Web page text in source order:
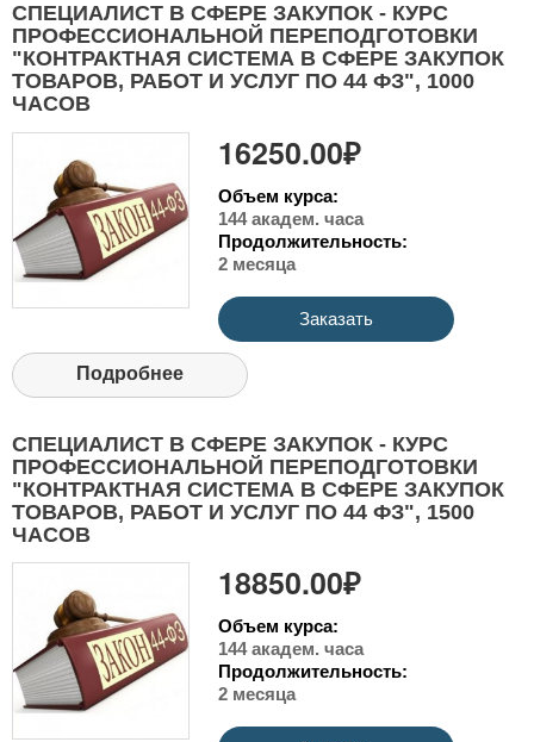
СПЕЦИАЛИСТ В СФЕРЕ ЗАКУПОК - КУРС
ПРОФЕССИОНАЛЬНОЙ ПЕРЕПОДГОТОВКИ
"КОНТРАКТНАЯ СИСТЕМА В СФЕРЕ ЗАКУПОК
ТОВАРОВ, РАБОТ И УСЛУГ ПО 44 ФЗ", 1000
ЧАСОВ
16250.00₽
Объем курса:
144 академ. часа
Продолжительность:
2 месяца
Заказать
Подробнее
СПЕЦИАЛИСТ В СФЕРЕ ЗАКУПОК - КУРС
ПРОФЕССИОНАЛЬНОЙ ПЕРЕПОДГОТОВКИ
"КОНТРАКТНАЯ СИСТЕМА В СФЕРЕ ЗАКУПОК
ТОВАРОВ, РАБОТ И УСЛУГ ПО 44 ФЗ", 1500
ЧАСОВ
18850.00₽
Объем курса:
144 академ. часа
Продолжительность:
2 месяца